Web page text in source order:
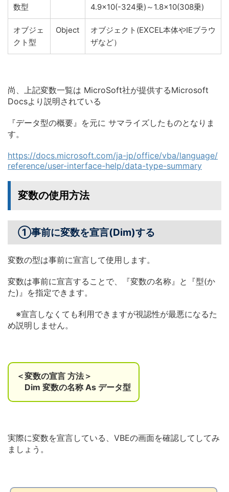
数型
4.9×10(-324乗)～1.8×10(308乗)
オブジェ
クト型
Object
オブジェクト(EXCEL本体やIEブラウ
ザなど）
尚、上記変数一覧は MicroSoft社が提供するMicrosoft
Docsより説明されている
『データ型の概要』を元に サマライズしたものとなりま
す。
https://docs.microsoft.com/ja-jp/office/vba/language/
reference/user-interface-help/data-type-summary
変数の使用方法
①事前に変数を宣言(Dim)する
変数の型は事前に宣言して使用します。
変数は事前に宣言することで、『変数の名称』と『型(か
た)』 を指定できます。
※宣言しなくても利用できますが視認性が最悪になるた
め説明しません。
＜変数の宣言 方法＞
Dim 変数の名称 As データ型
実際に変数を宣言している、 VBEの画面を確認してしてみ
ましょう。